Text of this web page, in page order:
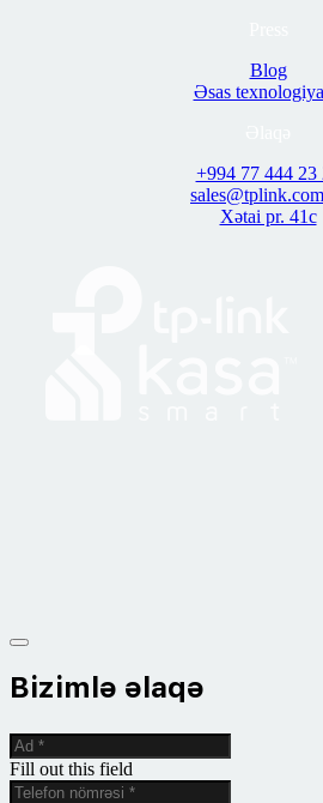
Blog
Əsas
+994 77 444 23
Xətai pr. 41c
Bizimlə əlaqə
Fill out this field